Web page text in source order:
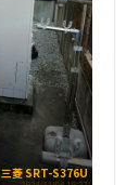
三菱 SRT-S376U